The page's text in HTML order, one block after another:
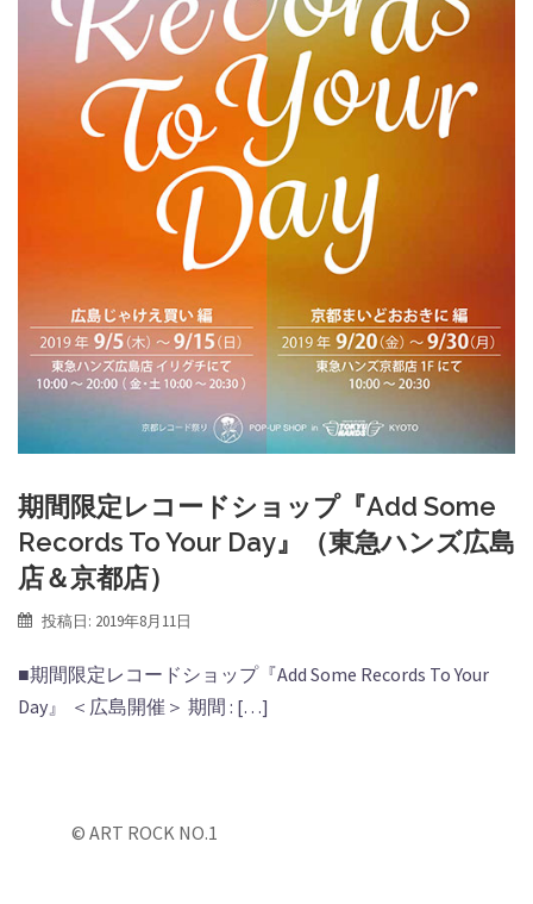
期間限定レコードショップ『Add Some
Records To Your Day』（東急ハンズ広島
店＆京都店）
投稿日: 2019年8月11日
■期間限定レコードショップ『Add Some Records To Your
Day』 ＜広島開催＞ 期間 : […]
© ART ROCK NO.1